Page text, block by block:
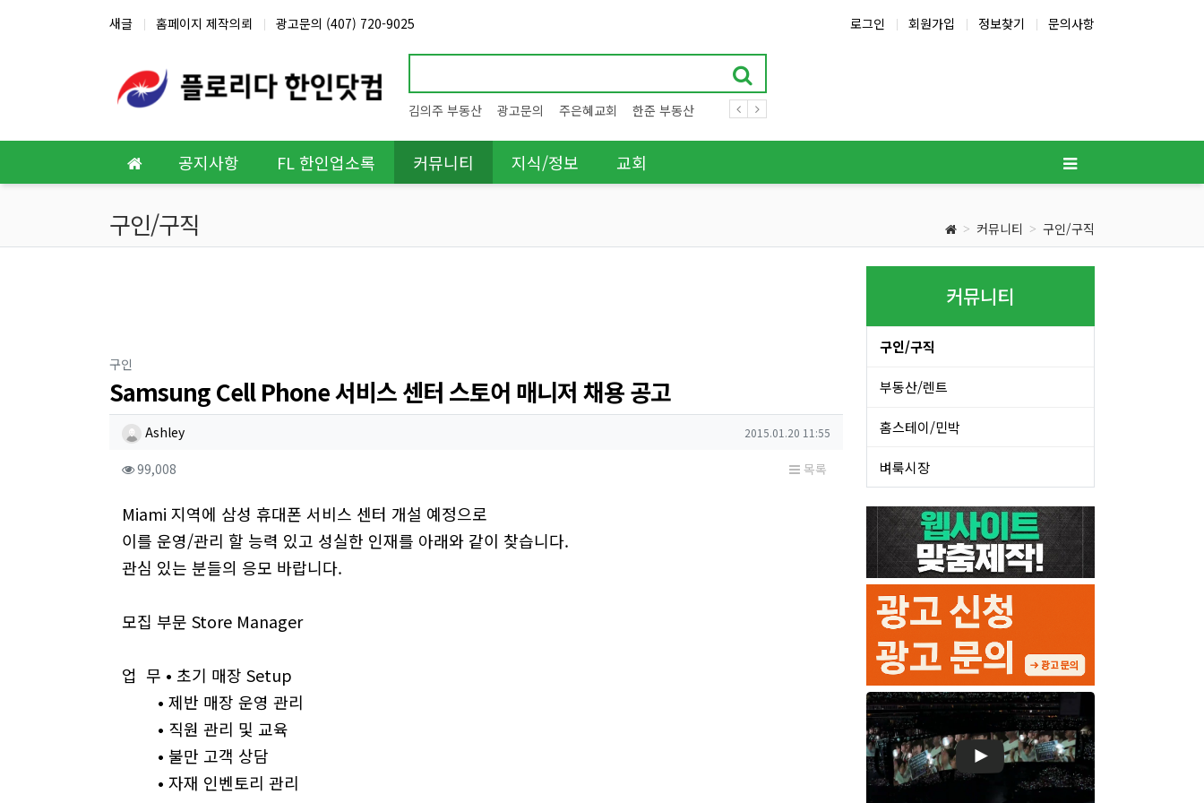
새글 홈페이지 제작의뢰 광고문의 (407) 720-9025 로그인 회원가입 정보찾기 문의사항
김의주 부동산 광고문의 주은혜교회 한준 부동산
공지사항 FL 한인업소록 커뮤니티 지식/정보 교회
구인/구직 커뮤니티 구인/구직
구인
Samsung Cell Phone 서비스 센터 스토어 매니저 채용 공고
작성자 정보
Ashley작성 작성일
2015.01.20 11:55
컨텐츠 정보
99,008 목록
본문
Miami 지역에 삼성 휴대폰 서비스 센터 개설 예정으로
이를 운영/관리 할 능력 있고 성실한 인재를 아래와 같이 찾습니다.
관심 있는 분들의 응모 바랍니다.
모집 부문 Store Manager
업 무 • 초기 매장 Setup
• 제반 매장 운영 관리
• 직원 관리 및 교육
• 불만 고객 상담
• 자재 인벤토리 관리
커뮤니티
구인/구직
부동산/렌트
홈스테이/민박
벼룩시장